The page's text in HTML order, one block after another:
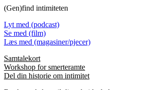
(Gen)find intimiteten
Lyt med (podcast)
Se med (film)
Læs med (magasiner/pjecer)
Samtalekort
Workshop for smerteramte
Del din historie om intimitet